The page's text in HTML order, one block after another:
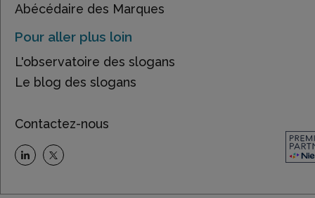
Abécédaire des Marques
Pour aller plus loin
L'observatoire des slogans
Le blog des slogans
Contactez-nous